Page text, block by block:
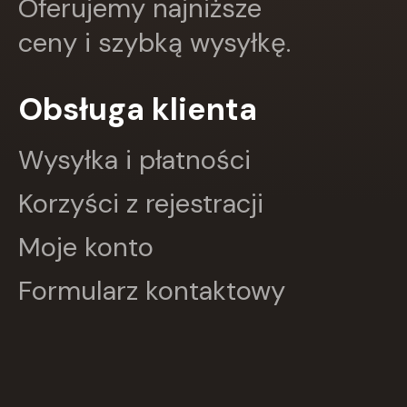
FENIX
FRONDA
Greg
GRUPA IMAGE
HARMONIA
Insignis
JEDNOŚĆ
karakter
Oferujemy najniższe
ceny i szybką wysyłkę.
Obsługa klienta
Wysyłka i płatności
Korzyści z rejestracji
Moje konto
Formularz kontaktowy